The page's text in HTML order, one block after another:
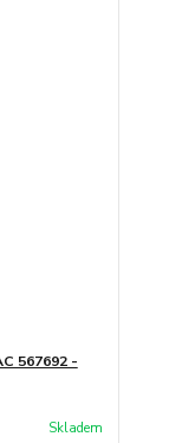
567692 -
Skladem